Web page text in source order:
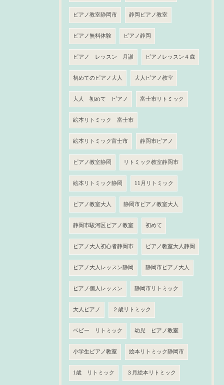
ピアノ教室静岡市 静岡ピアノ教室
ピアノ無料体験 ピアノ静岡
ピアノ レッスン 月謝 ピアノレッスン４歳
初めてのピアノ大人 大人ピアノ教室
大人 初めて ピアノ 富士市リトミック
絵本リトミック 富士市
絵本リトミック富士市 静岡市ピアノ
ピアノ教室静岡 リトミック教室静岡市
絵本リトミック静岡 11月リトミック
ピアノ教室大人 静岡市ピアノ教室大人
静岡市駿河区ピアノ教室 初めて
ピアノ大人初心者静岡市 ピアノ教室大人静岡
ピアノ大人レッスン静岡 静岡市ピアノ大人
ピアノ個人レッスン 静岡市リトミック
大人ピアノ ２歳リトミック
ベビー リトミック 幼児 ピアノ教室
小学生ピアノ教室 絵本リトミック静岡市
1歳 リトミック ３月絵本リトミック